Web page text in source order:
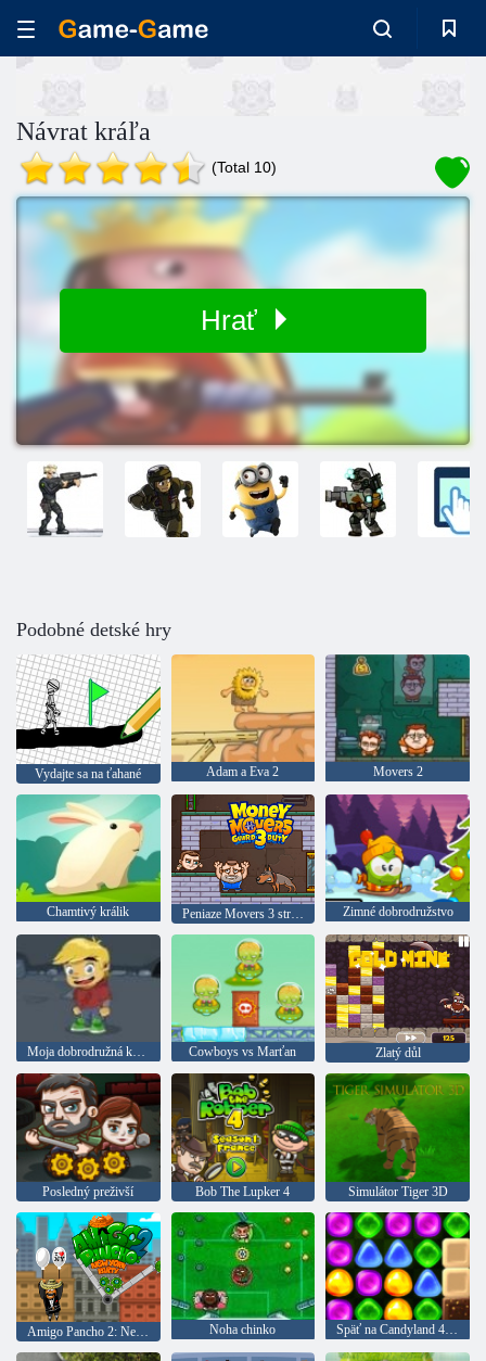
Návrat kráľa
(Total 10)
Hrať
Podobné detské hry
Vydajte sa na ťahané Adam a Eva 2 Movers 2
Chamtivý králik Peniaze Movers 3 strážne povinnosti Zimné dobrodružstvo
Moja dobrodružná kniha 2 Cowboys vs Marťan Zlatý důl
Posledný preživší Bob The Lupker 4 Simulátor Tiger 3D
Noha chinko Späť na Candyland 4: Lollipop Garden